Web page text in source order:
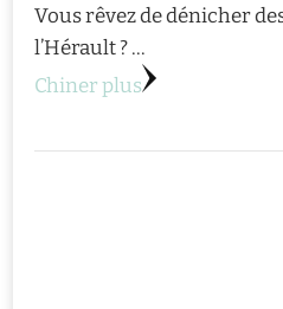
Vous rêvez de dénicher
l’Hérault ? …
Chiner plus